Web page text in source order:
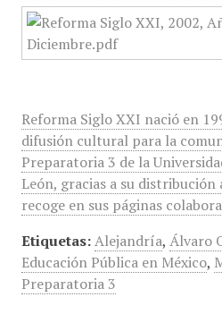
Reforma Siglo XXI nació en
difusión cultural para la
Preparatoria 3 de la
León, gracias a su
recoge en sus páginas
Etiquetas: Alejandría, Álvaro
Educación Pública en México,
Preparatoria 3